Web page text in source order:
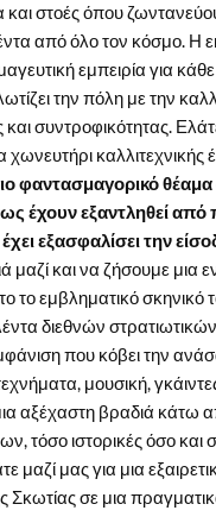
στοές όπου
από όλο τον κόσμο. Η
εμπειρία για
την πόλη με την
και συντροφικότητας.
χωνευτήρι
φαντασμαγορικό θέαμα
έχουν εξαντληθεί από
εξασφαλίσει την
μαζί και να ζήσουμε
το εμβληματικό
διεθνών
που κόβει την
μουσική,
αξέχαστη βραδιά κάτω
τόσο ιστορικές όσο και
μαζί μας για μια
Σκωτίας σε μια